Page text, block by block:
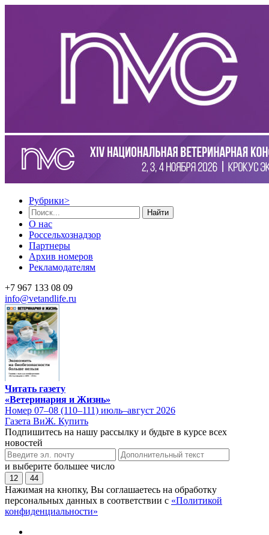
Рубрики>
Найти
О нас
Россельхознадзор
Партнеры
Архив номеров
Рекламодателям
+7 967 133 08 09
info@vetandlife.ru
Читать газету
«Ветеринария и Жизнь»
Номер 07–08 (110–111) июль–август 2026
Газета ВиЖ. Купить
Подпишитесь на нашу рассылку и будьте в курсе всех
новостей
и выберите большее число
12 44
Нажимая на кнопку, Вы соглашаетесь на обработку
персональных данных в соответствии с «Политикой
конфиденциальности»